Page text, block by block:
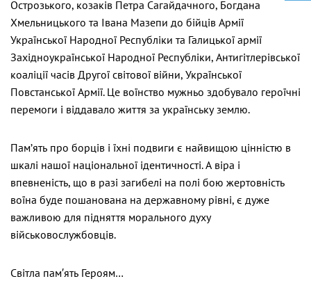
Острозького, козаків Петра Сагайдачного, Богдана
Хмельницького та Івана Мазепи до бійців Армії
Української Народної Республіки та Галицької армії
Західноукраїнської Народної Республіки, Антигітлерівської
коаліції часів Другої світової війни, Української
Повстанської Армії. Це воїнство мужньо здобувало героїчні
перемоги і віддавало життя за українську землю.
Пам’ять про борців і їхні подвиги є найвищою цінністю в
шкалі нашої національної ідентичності. А віра і
впевненість, що в разі загибелі на полі бою жертовність
воїна буде пошанована на державному рівні, є дуже
важливою для підняття морального духу
військовослужбовців.
Світла пам′ять Героям…